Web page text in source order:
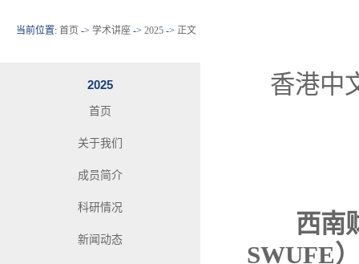
当前位置: 首页 -> 学术讲座 -> 2025 -> 正文
2025
首页
关于我们
成员简介
科研情况
新闻动态
香港中
西南
SWUFE